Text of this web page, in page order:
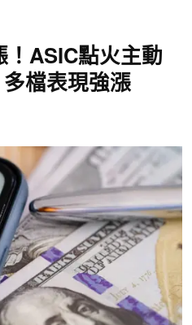
ASIC點火主動
檔表現強漲